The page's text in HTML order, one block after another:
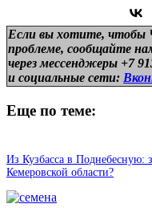
Если вы хотите,
проблеме, сообщайте
через мессенджеры +7
и социальные сети:
Еще по теме:
Из Кузбасса в Поднебесную:
Кемеровской области?